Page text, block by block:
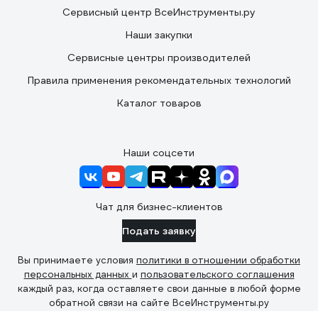
Сервисный центр ВсеИнструменты.ру
Наши закупки
Сервисные центры производителей
Правила применения рекомендательных технологий
Каталог товаров
Наши соцсети
Чат для бизнес-клиентов
Подать заявку
Вы принимаете условия политики в отношении обработки
персональных данных и пользовательского соглашения
каждый раз, когда оставляете свои данные в любой форме
обратной связи на сайте ВсеИнструменты.ру